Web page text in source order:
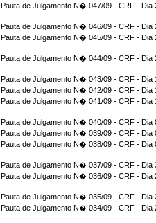
Pauta de Julgamento N� 047/09 - CRF - Dia
Pauta de Julgamento N� 046/09 - CRF - Dia
Pauta de Julgamento N� 045/09 - CRF - Dia
Pauta de Julgamento N� 044/09 - CRF - Dia
Pauta de Julgamento N� 043/09 - CRF - Dia
Pauta de Julgamento N� 042/09 - CRF - Dia
Pauta de Julgamento N� 041/09 - CRF - Dia
Pauta de Julgamento N� 040/09 - CRF - Dia
Pauta de Julgamento N� 039/09 - CRF - Dia
Pauta de Julgamento N� 038/09 - CRF - Dia
Pauta de Julgamento N� 037/09 - CRF - Dia
Pauta de Julgamento N� 036/09 - CRF - Dia
Pauta de Julgamento N� 035/09 - CRF - Dia
Pauta de Julgamento N� 034/09 - CRF - Dia